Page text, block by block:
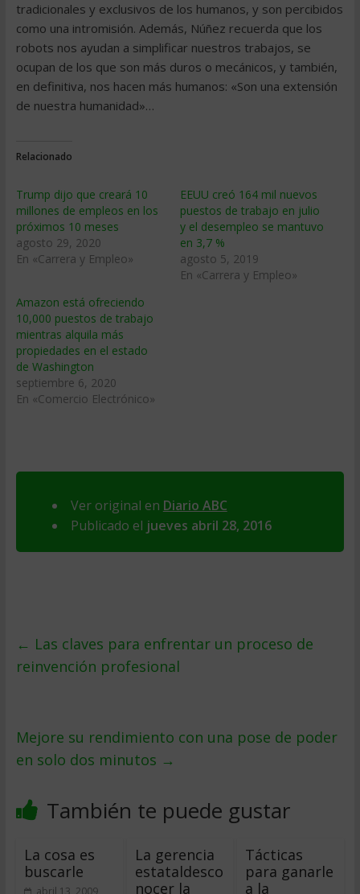
tradicionales y exclusivos de los humanos, y son percibidos
como una intromisión. Además, Núñez recuerda que los
robots nos ayudan a simplificar nuestros trabajos, se
ocupan de los que son más duros o mecánicos, y también,
en definitiva, nos hacen más humanos: «Son una extensión
de nuestra humanidad»…
Relacionado
Trump dijo que creará 10
millones de empleos en los
próximos 10 meses
agosto 29, 2020
En «Carrera y Empleo»
EEUU creó 164 mil nuevos
puestos de trabajo en julio
y el desempleo se mantuvo
en 3,7 %
agosto 5, 2019
En «Carrera y Empleo»
Amazon está ofreciendo
10,000 puestos de trabajo
mientras alquila más
propiedades en el estado
de Washington
septiembre 6, 2020
En «Comercio Electrónico»
Ver original en Diario ABC
Publicado el jueves abril 28, 2016
← Las claves para enfrentar un proceso de
reinvención profesional
Mejore su rendimiento con una pose de poder
en solo dos minutos →
También te puede gustar
La cosa es
buscarle
abril 13, 2009
La gerencia
estataldesco
nocer la
Tácticas
para ganarle
a la